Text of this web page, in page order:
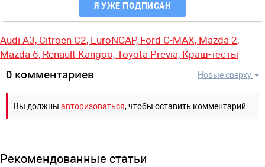
Я УЖЕ ПОДПИСАН
Audi A3, Citroen C2, EuroNCAP, Ford C-MAX, Mazda 2,
Mazda 6, Renault Kangoo, Toyota Previa, Краш-тесты
Новые сверху
0 комментариев
Вы должны авторизоваться, чтобы оставить комментарий
Рекомендованные статьи